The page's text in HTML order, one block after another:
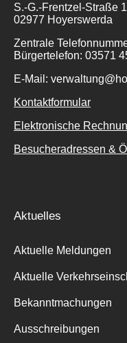
S.-G.-Frentzel-Straße 1
02977 Hoyerswerda
Zentrale
Bürgertelefon: 03571
E-Mail:
Kontaktformular
Elektronische
Besucheradressen &
Aktuelles
Aktuelle Meldungen
Aktuelle
Bekanntmachungen
Ausschreibungen